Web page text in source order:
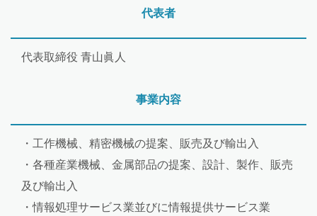
代表者
代表取締役 青山眞人
事業内容
・工作機械、精密機械の提案、販売及び輸出入
・各種産業機械、金属部品の提案、設計、製作、販売
及び輸出入
・情報処理サービス業並びに情報提供サービス業